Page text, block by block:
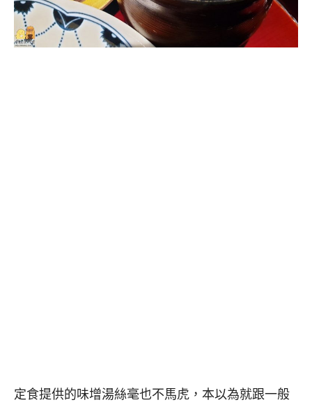
定食提供的味增湯絲毫也不馬虎，本以為就跟一般